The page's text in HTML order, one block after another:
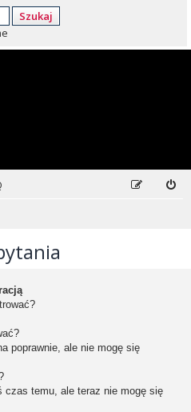
Szukaj
poprawnie, ale nie mogę się
czas temu, ale teraz nie mogę się